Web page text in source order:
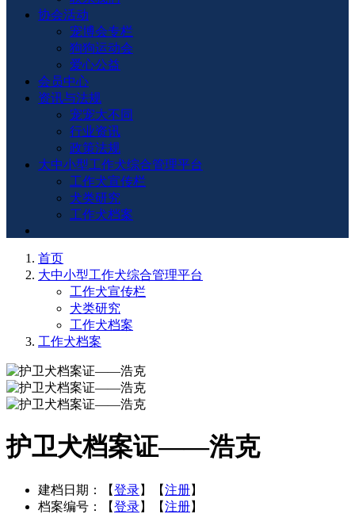
协会活动
宠博会专栏
狗狗运动会
爱心公益
会员中心
资讯与法规
宠宠大不同
行业资讯
政策法规
大中小型工作犬综合管理平台
工作犬宣传栏
犬类研究
工作犬档案
首页
大中小型工作犬综合管理平台
工作犬宣传栏
犬类研究
工作犬档案
工作犬档案
护卫犬档案证——浩克
建档日期： 【登录】【注册】
档案编号：
【登录】【注册】